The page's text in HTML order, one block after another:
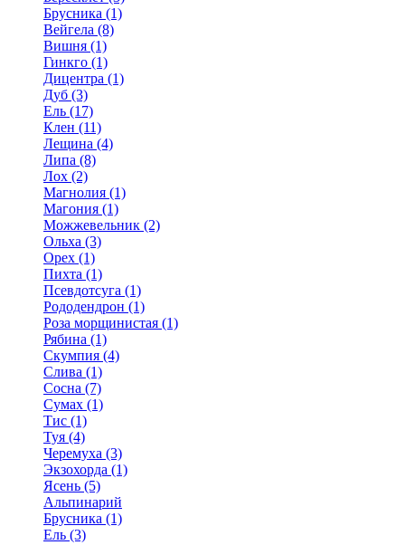
Брусника (1)
Вейгела (8)
Вишня (1)
Гинкго (1)
Дицентра (1)
Дуб (3)
Ель (17)
Клен (11)
Лещина (4)
Липа (8)
Лох (2)
Магнолия (1)
Магония (1)
Можжевельник (2)
Ольха (3)
Орех (1)
Пихта (1)
Псевдотсуга (1)
Рододендрон (1)
Роза морщинистая (1)
Рябина (1)
Скумпия (4)
Слива (1)
Сосна (7)
Сумах (1)
Тис (1)
Туя (4)
Черемуха (3)
Экзохорда (1)
Ясень (5)
Альпинарий
Брусника (1)
Ель (3)